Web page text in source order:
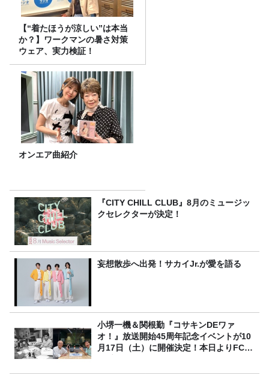
【“着たほうが涼しい”は本当
か？】ワークマンの暑さ対策
ウェア、実力検証！
オンエア曲紹介
『CITY CHILL CLUB』8月のミュージッ
クセレクターが決定！
妄想散歩へ出発！サカイJr.が愛を語る
小堺一機＆関根勤『コサキンDEワァ
オ！』放送開始45周年記念イベントが10
月17日（土）に開催決定！本日よりFC先